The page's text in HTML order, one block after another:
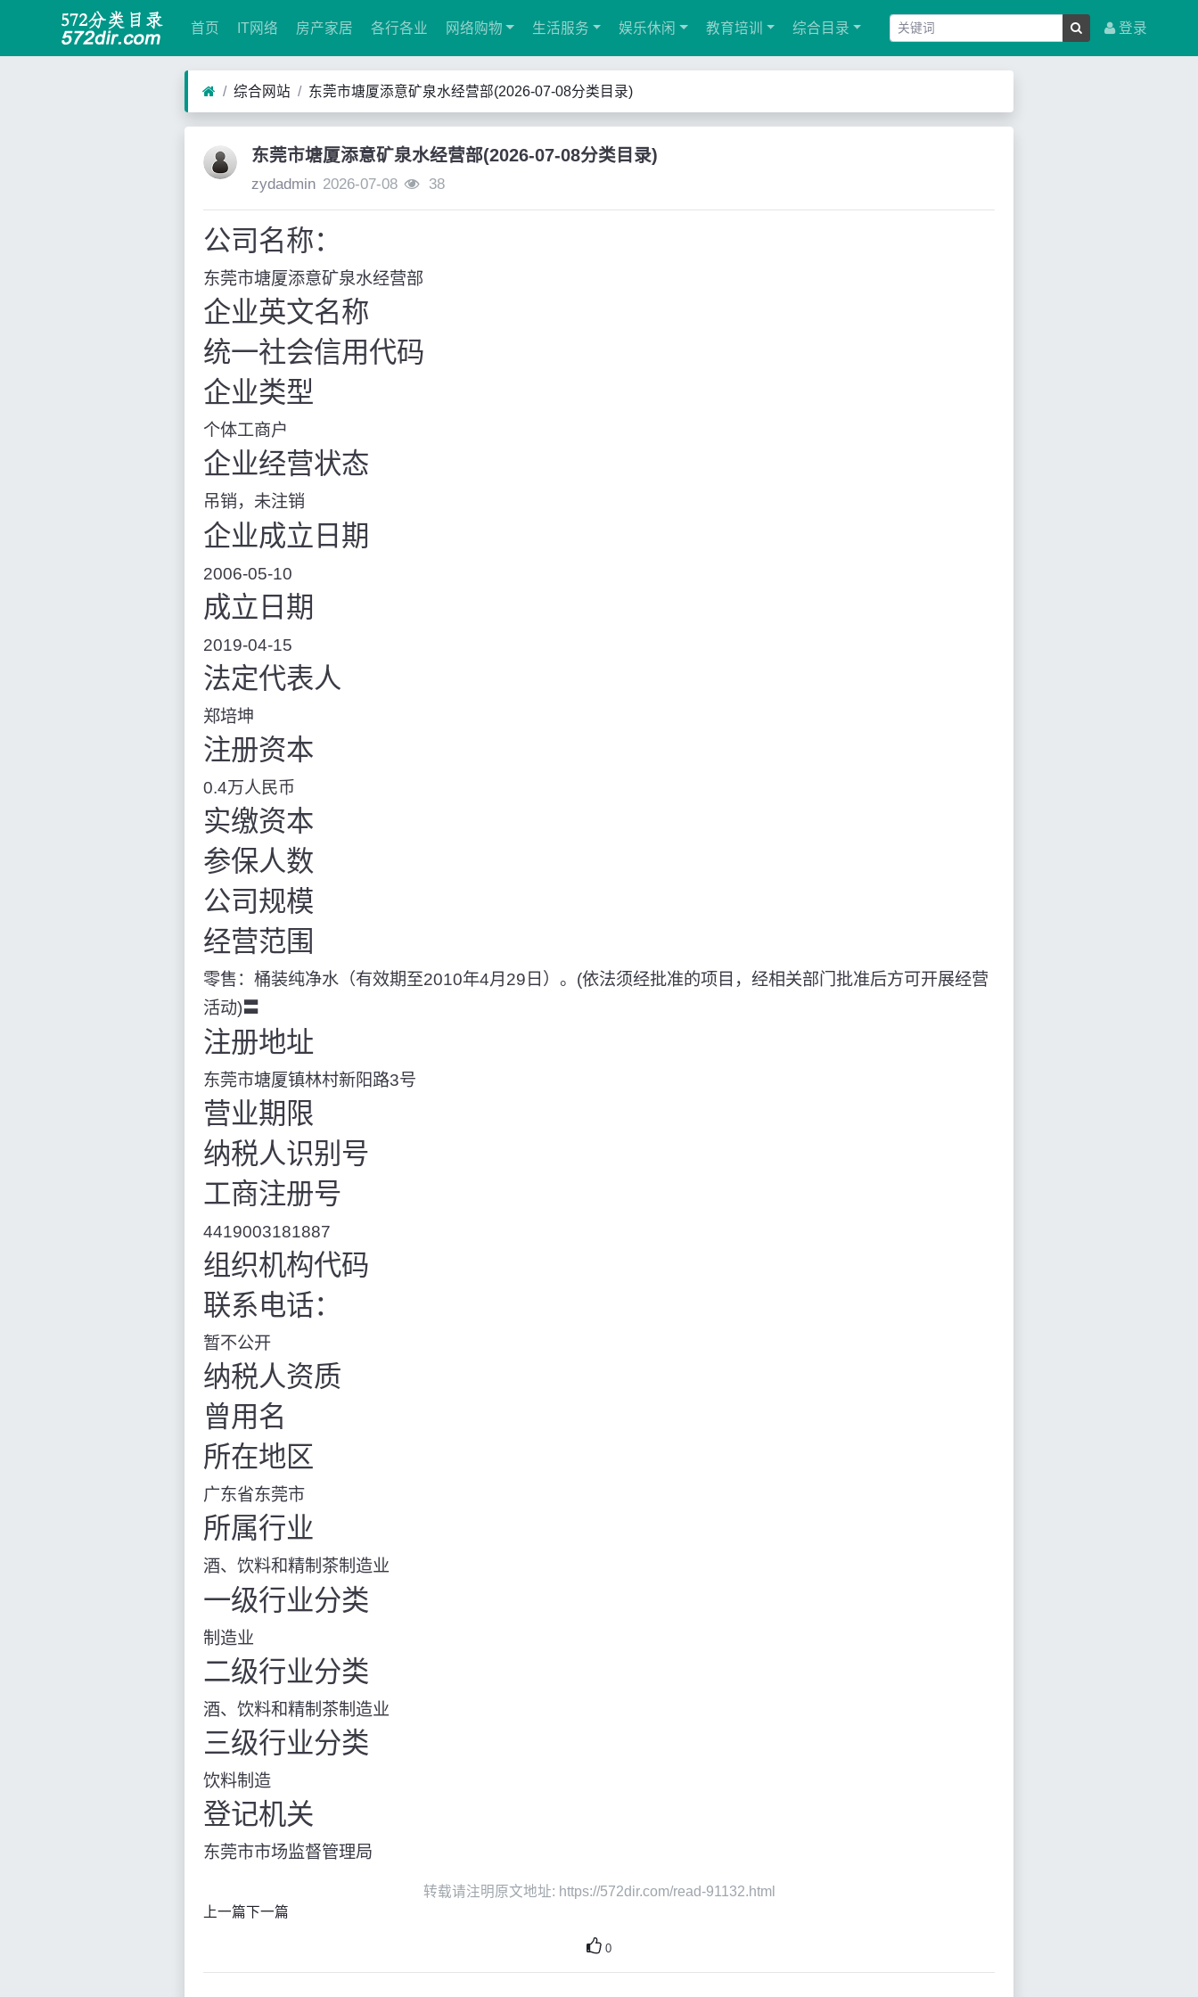
首页 IT网络 房产家居 各行各业 网络购物 生活服务 娱乐休闲 教育培训 综合目录 登录
综合网站 东莞市塘厦添意矿泉水经营部(2026-07-08分类目录)
东莞市塘厦添意矿泉水经营部(2026-07-08分类目录)
zydadmin 2026-07-08 38
公司名称：
东莞市塘厦添意矿泉水经营部
企业英文名称
统一社会信用代码
企业类型
个体工商户
企业经营状态
吊销，未注销
企业成立日期
2006-05-10
成立日期
2019-04-15
法定代表人
郑培坤
注册资本
0.4万人民币
实缴资本
参保人数
公司规模
经营范围
零售：桶装纯净水（有效期至2010年4月29日）。(依法须经批准的项目，经相关部门批准后方可开展经营
活动)〓
注册地址
东莞市塘厦镇林村新阳路3号
营业期限
纳税人识别号
工商注册号
4419003181887
组织机构代码
联系电话：
暂不公开
纳税人资质
曾用名
所在地区
广东省东莞市
所属行业
酒、饮料和精制茶制造业
一级行业分类
制造业
二级行业分类
酒、饮料和精制茶制造业
三级行业分类
饮料制造
登记机关
东莞市市场监督管理局
转载请注明原文地址: https://572dir.com/read-91132.html
上一篇下一篇
0